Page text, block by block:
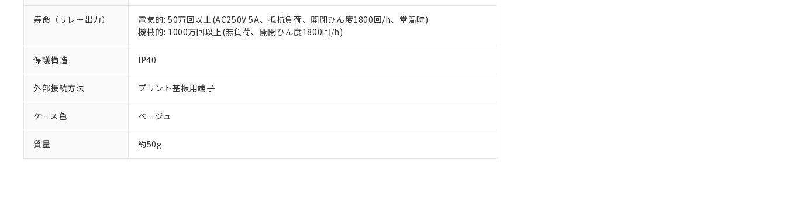
寿命（リレー出力）
電気的: 50万回以上(AC250V 5A、抵抗負荷、開閉ひん度1800回/h、常温時)
機械的: 1000万回以上(無負荷、開閉ひん度1800回/h)
保護構造 IP40
外部接続方法 プリント基板用端子
ケース色 ベージュ
質量 約50g